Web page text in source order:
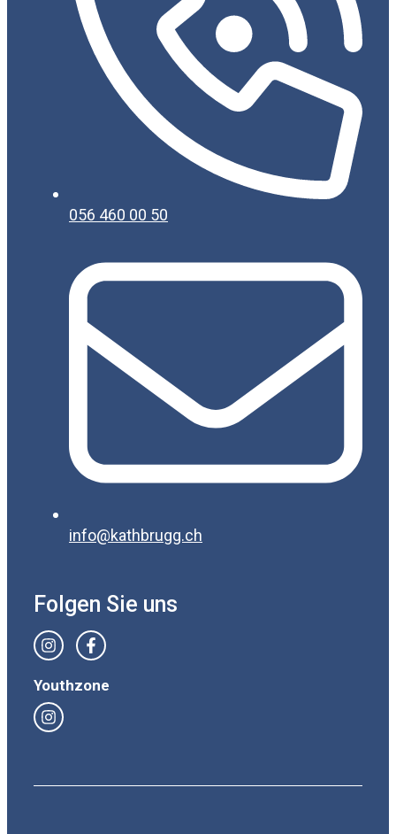
056 460 00 50
info@kathbrugg.ch
Folgen Sie uns
Youthzone